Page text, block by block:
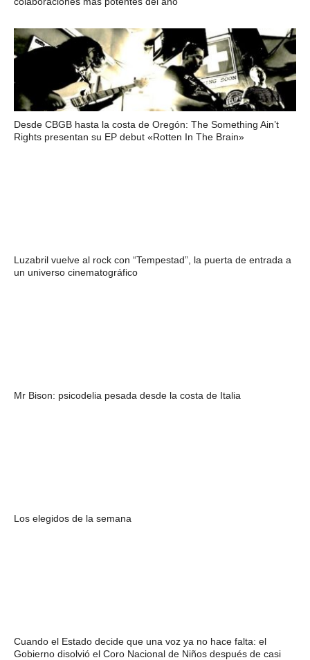
Desde CBGB hasta la costa de Oregón: The Something Ain’t
Rights presentan su EP debut «Rotten In The Brain»
Luzabril vuelve al rock con “Tempestad”, la puerta de entrada a
un universo cinematográfico
Mr Bison: psicodelia pesada desde la costa de Italia
Los elegidos de la semana
Cuando el Estado decide que una voz ya no hace falta: el
Gobierno disolvió el Coro Nacional de Niños después de casi